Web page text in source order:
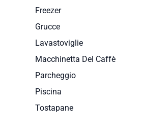
Freezer
Grucce
Lavastoviglie
Macchinetta Del Caffè
Parcheggio
Piscina
Tostapane